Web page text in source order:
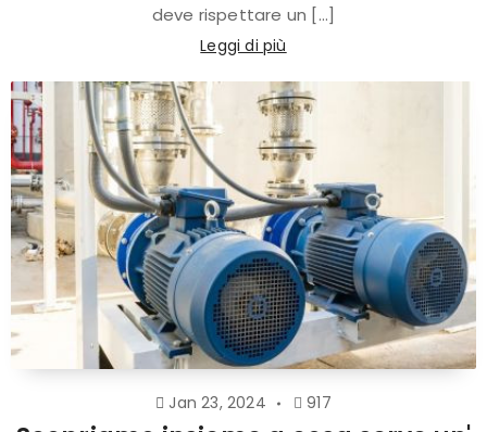
deve rispettare un [...]
Leggi di più
Jan 23, 2024 917